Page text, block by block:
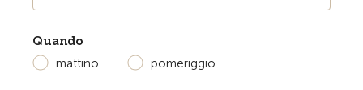
Quando
mattino
pomeriggio